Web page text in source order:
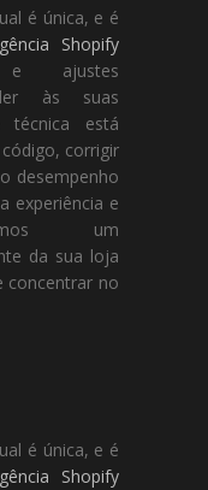
é única, e é
Shopify
e ajustes
às suas
técnica está
corrigir
desempenho
experiência e
um
da sua loja
concentrar no
é única, e é
Shopify